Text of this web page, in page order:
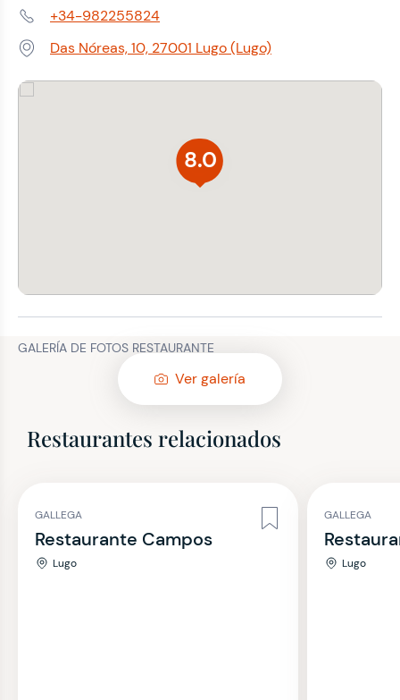
Teléfono:+34-982255824
Dirección:Das Nóreas, 10, 27001 Lugo (Lugo)
8.0
GALERÍA DE FOTOS RESTAURANTE
Ver galería
Restaurantes relacionados
GALLEGA
Restaurante Campos
Lugo
GALLEGA
Lugo